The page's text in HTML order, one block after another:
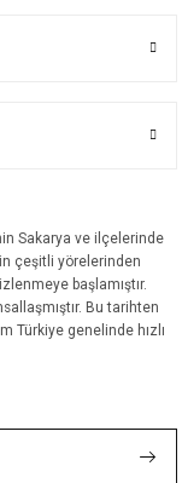
Sakarya ve ilçelerinde
çeşitli yörelerinden
başlamıştır.
Bu tarihten
Türkiye genelinde hızlı